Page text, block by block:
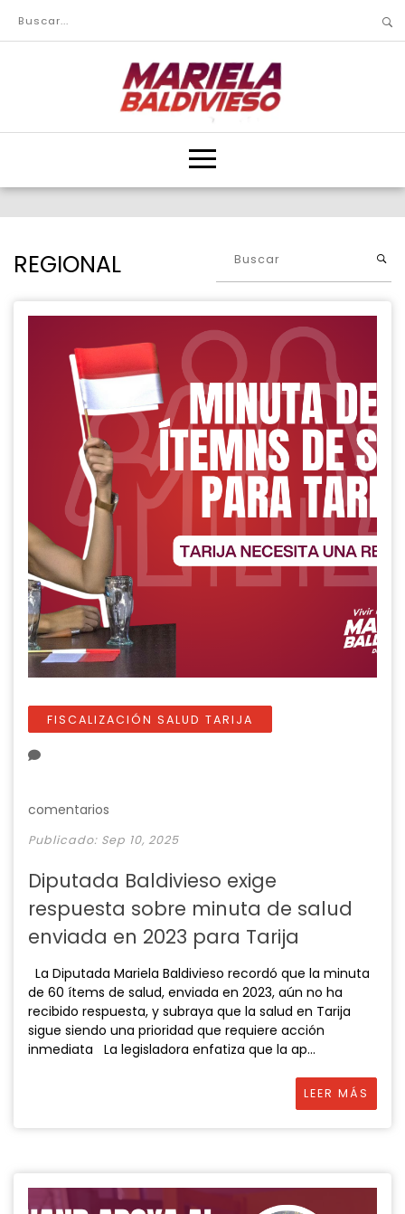
REGIONAL
FISCALIZACIÓN SALUD TARIJA
comentarios
Publicado: Sep 10, 2025
Diputada Baldivieso exige
respuesta sobre minuta de salud
enviada en 2023 para Tarija
La Diputada Mariela Baldivieso recordó que la minuta
de 60 ítems de salud, enviada en 2023, aún no ha
recibido respuesta, y subraya que la salud en Tarija
sigue siendo una prioridad que requiere acción
inmediata La legisladora enfatiza que la ap...
LEER MÁS